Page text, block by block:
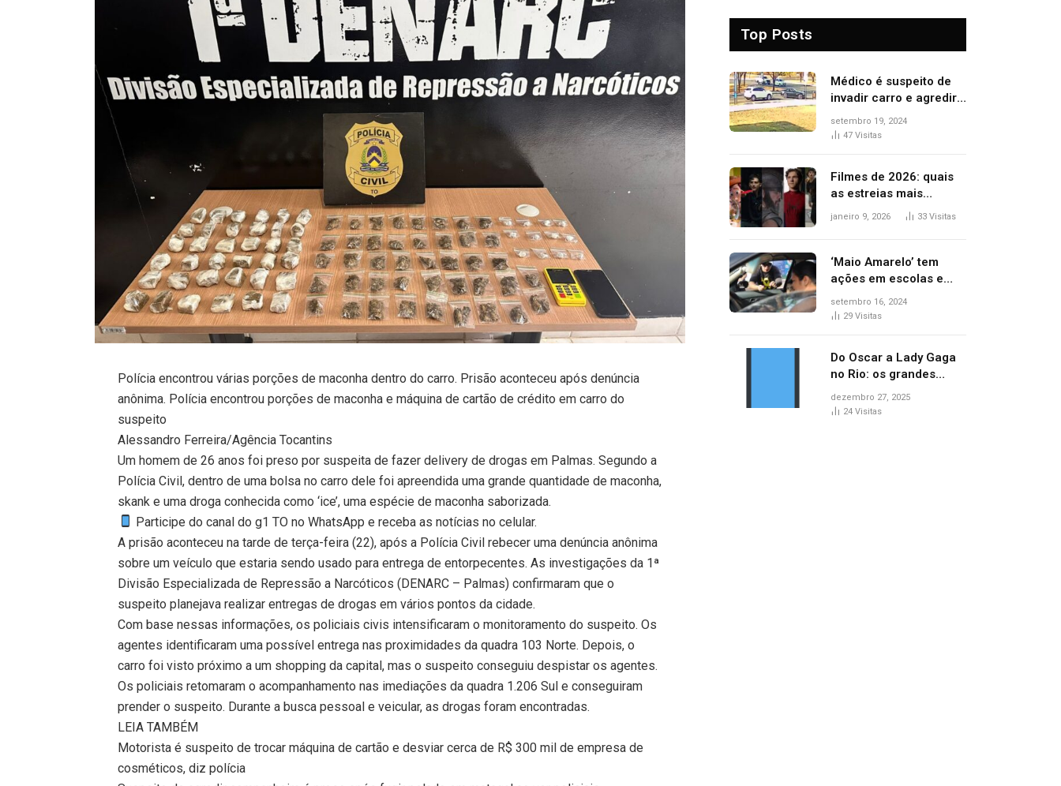
Polícia encontrou várias porções de maconha dentro do carro. Prisão aconteceu após denúncia
anônima. Polícia encontrou porções de maconha e máquina de cartão de crédito em carro do
suspeito
Alessandro Ferreira/Agência Tocantins
Um homem de 26 anos foi preso por suspeita de fazer delivery de drogas em Palmas. Segundo a
Polícia Civil, dentro de uma bolsa no carro dele foi apreendida uma grande quantidade de maconha,
skank e uma droga conhecida como ‘ice’, uma espécie de maconha saborizada.
Participe do canal do g1 TO no WhatsApp e receba as notícias no celular.
A prisão aconteceu na tarde de terça-feira (22), após a Polícia Civil rebecer uma denúncia anônima
sobre um veículo que estaria sendo usado para entrega de entorpecentes. As investigações da 1ª
Divisão Especializada de Repressão a Narcóticos (DENARC – Palmas) confirmaram que o
suspeito planejava realizar entregas de drogas em vários pontos da cidade.
Com base nessas informações, os policiais civis intensificaram o monitoramento do suspeito. Os
agentes identificaram uma possível entrega nas proximidades da quadra 103 Norte. Depois, o
carro foi visto próximo a um shopping da capital, mas o suspeito conseguiu despistar os agentes.
Os policiais retomaram o acompanhamento nas imediações da quadra 1.206 Sul e conseguiram
prender o suspeito. Durante a busca pessoal e veicular, as drogas foram encontradas.
LEIA TAMBÉM
Motorista é suspeito de trocar máquina de cartão e desviar cerca de R$ 300 mil de empresa de
cosméticos, diz polícia
Top Posts
Médico é suspeito de
invadir carro e agredir
delegado aposentado
durante confusão no
setembro 19, 2024
47 Visitas
Filmes de 2026: quais
as estreias mais
aguardadas do ano?
janeiro 9, 2026 33 Visitas
‘Maio Amarelo’ tem
ações em escolas e
ruas para prevenir
acidentes no trânsito
setembro 16, 2024
29 Visitas
Do Oscar a Lady Gaga
no Rio: os grandes
marcos da cultura em
2025
dezembro 27, 2025
24 Visitas